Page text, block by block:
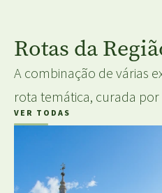
Rotas da
A combinação de várias
rota temática, curada por
VER TODAS